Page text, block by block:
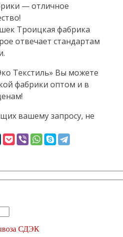
— отличное
Троицкая фабрика
отвечает стандартам
Текстиль» Вы можете
фабрики оптом и в
вашему запросу, не
СДЭК